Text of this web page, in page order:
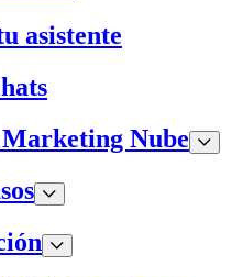
asistente
Nube